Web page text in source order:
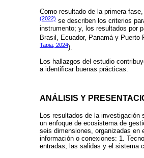
Como resultado de la primera
(2022) se describen los criterios
instrumento; y, los resultados por
Brasil, Ecuador, Panamá y
Tapia, 2024).
Los hallazgos del estudio
a identificar buenas prácticas.
ANÁLISIS Y
Los resultados de la investigación
un enfoque de ecosistema de
seis dimensiones, organizadas en
información o conexiones: 1.
entradas, las salidas y el sistema